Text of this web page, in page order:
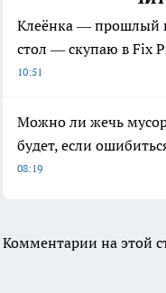
Клеёнка — прошлый
стол — скупаю в Fix
10:51
Можно ли жечь мусор
будет, если
08:19
Комментарии на этой